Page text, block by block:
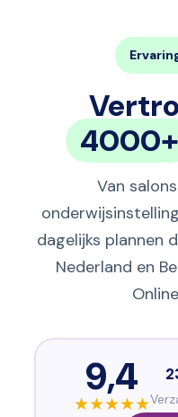
4000+
Van
dagelijks plannen
Nederland en
9,4
★★★★★